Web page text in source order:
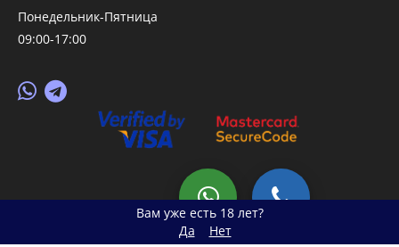
Вам уже есть 18 лет?
Да
Нет
Понедельник-Пятница
09:00-17:00
© 2026 primegoods.kz